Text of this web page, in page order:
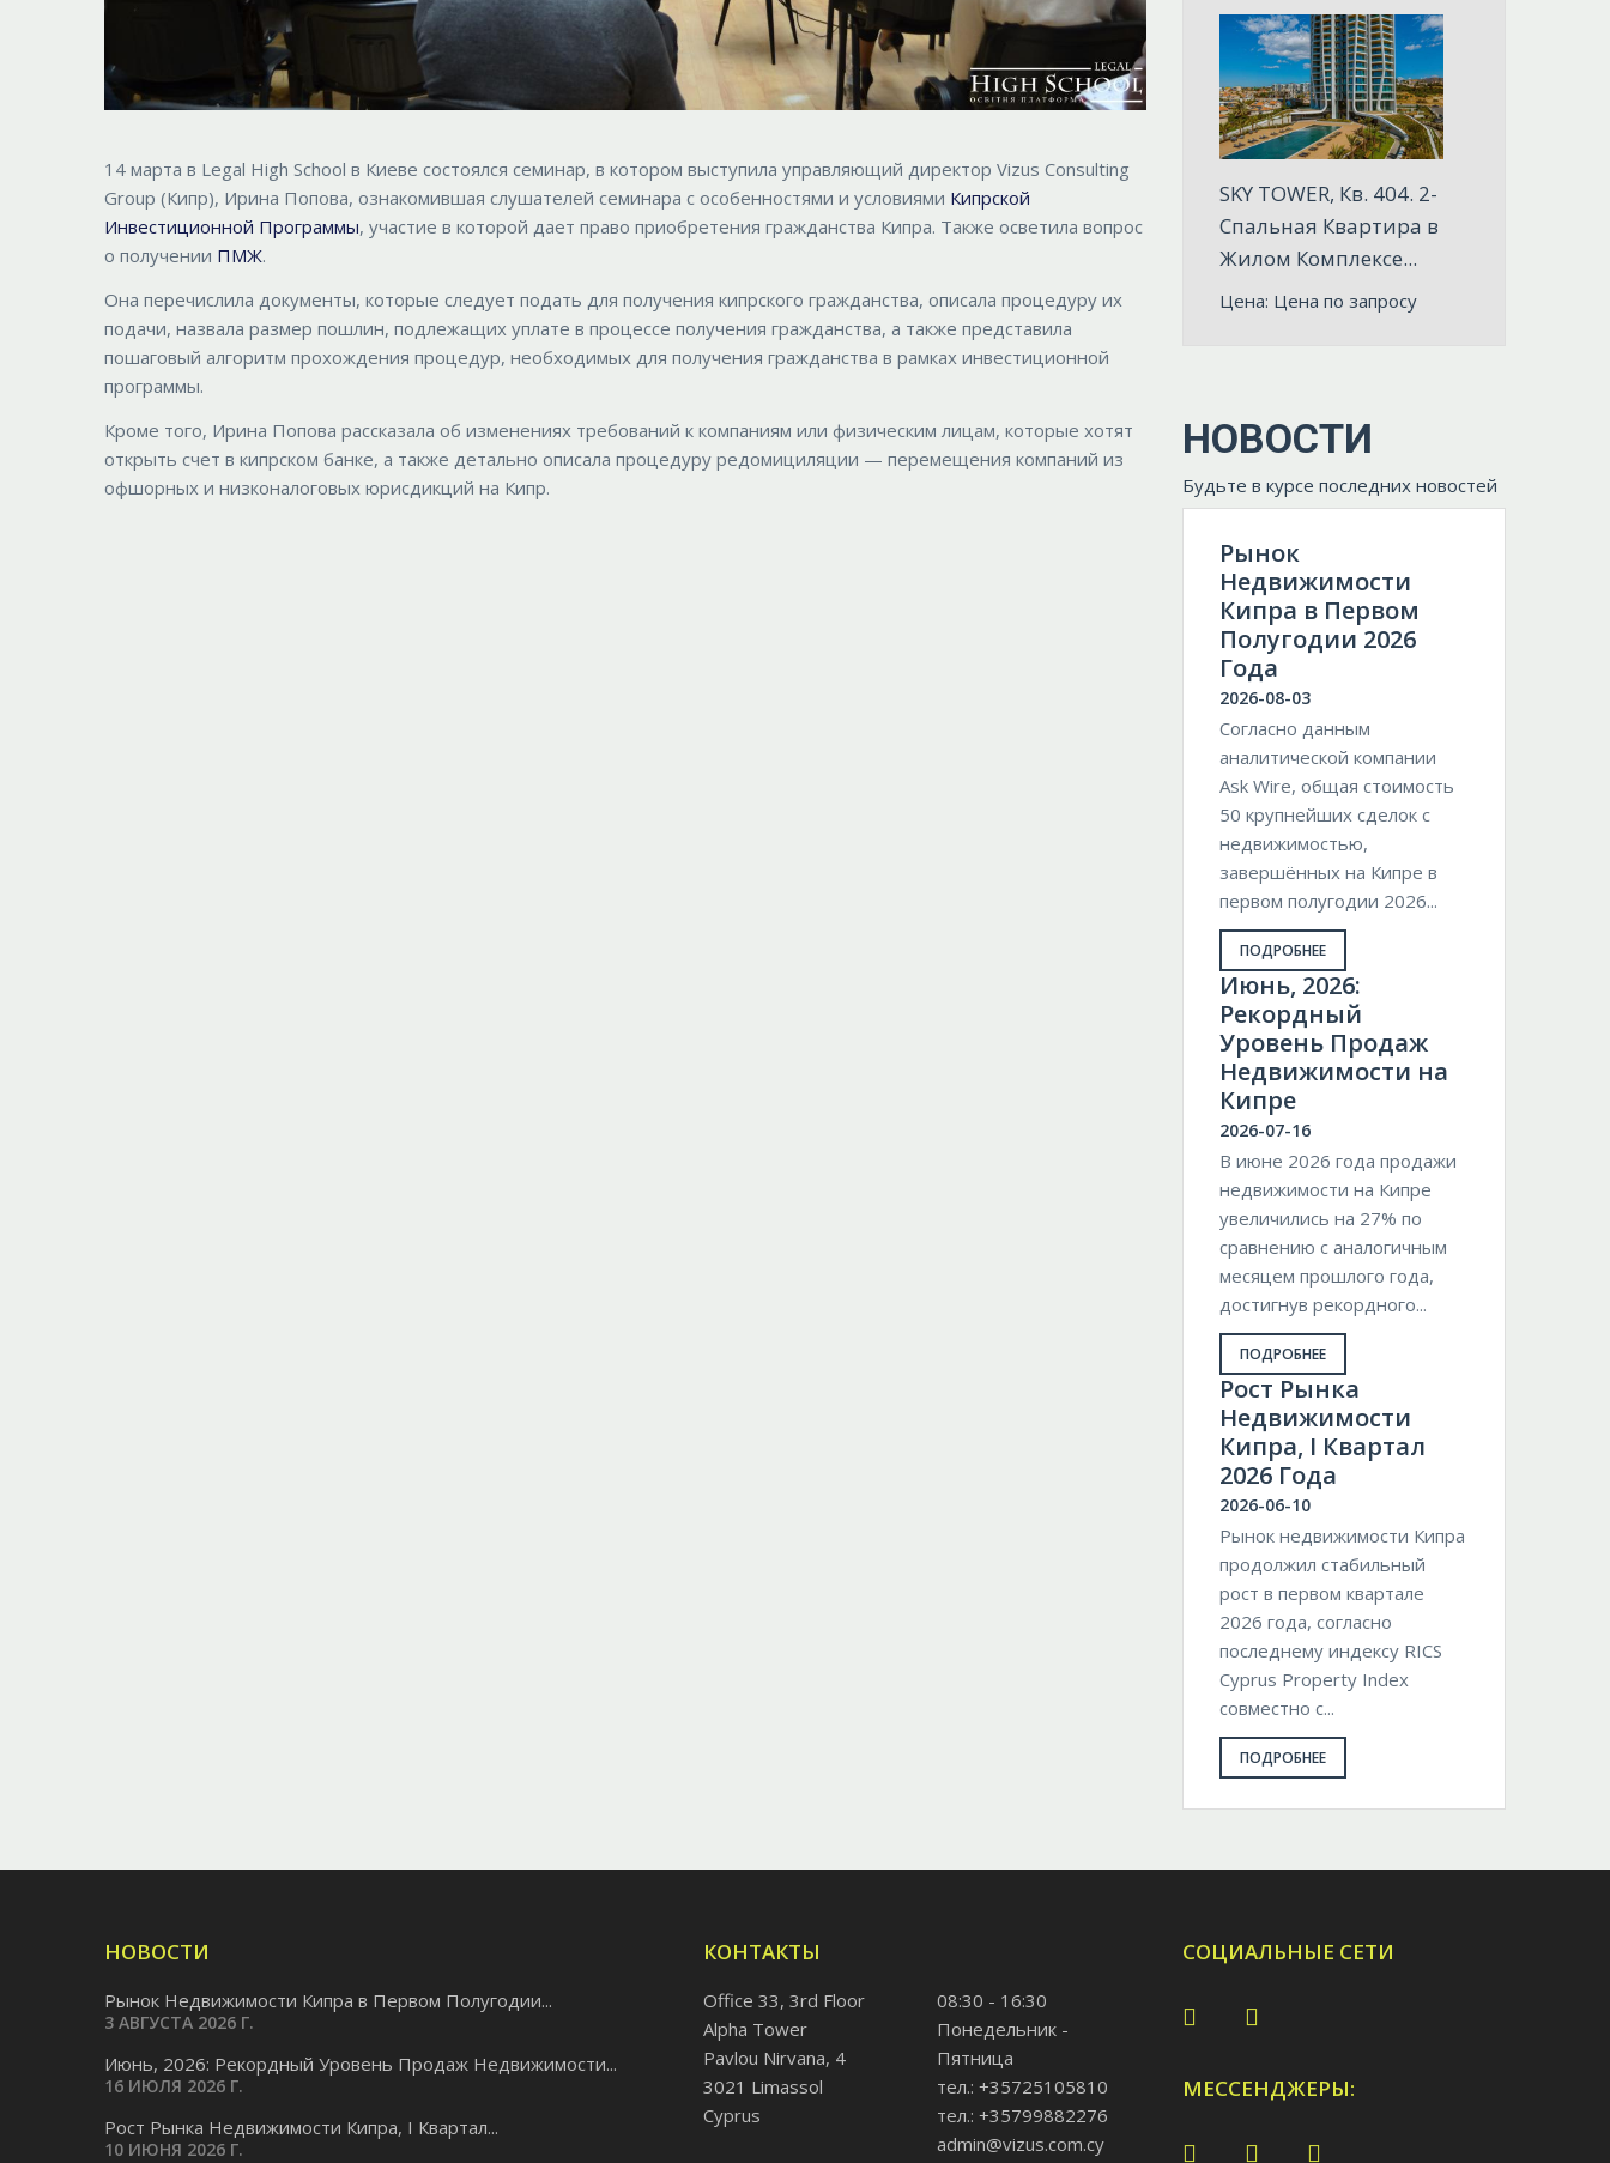
14 марта в Legal High School в Киеве состоялся семинар, в котором выступила управляющий директор Vizus Consulting
Group (Кипр), Ирина Попова, ознакомившая слушателей семинара с особенностями и условиями Кипрской
Инвестиционной Программы, участие в которой дает право приобретения гражданства Кипра. Также осветила вопрос
о получении ПМЖ.
Она перечислила документы, которые следует подать для получения кипрского гражданства, описала процедуру их
подачи, назвала размер пошлин, подлежащих уплате в процессе получения гражданства, а также представила
пошаговый алгоритм прохождения процедур, необходимых для получения гражданства в рамках инвестиционной
программы.
Кроме того, Ирина Попова рассказала об изменениях требований к компаниям или физическим лицам, которые хотят
открыть счет в кипрском банке, а также детально описала процедуру редомициляции — перемещения компаний из
офшорных и низконалоговых юрисдикций на Кипр.
SKY TOWER, Кв. 404. 2-
Спальная Квартира в
Жилом Комплексе...
Цена: Цена по запросу
НОВОСТИ
Будьте в курсе последних новостей
Рынок
Недвижимости
Кипра в Первом
Полугодии 2026
Года
2026-08-03
Согласно данным
аналитической компании
Ask Wire, общая стоимость
50 крупнейших сделок с
недвижимостью,
завершённых на Кипре в
первом полугодии 2026...
ПОДРОБНЕЕ
Июнь, 2026:
Рекордный
Уровень Продаж
Недвижимости на
Кипре
2026-07-16
В июне 2026 года продажи
недвижимости на Кипре
увеличились на 27% по
сравнению с аналогичным
месяцем прошлого года,
достигнув рекордного...
ПОДРОБНЕЕ
Pост Рынка
Недвижимости
Кипра, I Квартал
2026 Года
2026-06-10
Рынок недвижимости Кипра
продолжил стабильный
рост в первом квартале
2026 года, согласно
последнему индексу RICS
Cyprus Property Index
совместно с...
ПОДРОБНЕЕ
НОВОСТИ
Рынок Недвижимости Кипра в Первом Полугодии...
3 АВГУСТА 2026 Г.
Июнь, 2026: Рекордный Уровень Продаж Недвижимости...
16 ИЮЛЯ 2026 Г.
Pост Рынка Недвижимости Кипра, I Квартал...
10 ИЮНЯ 2026 Г.
КОНТАКТЫ
Office 33, 3rd Floor
Alpha Tower
Pavlou Nirvana, 4
3021 Limassol
Cyprus
08:30 - 16:30
Понедельник -
Пятница
тел.: +35725105810
тел.: +35799882276
admin@vizus.com.cy
СОЦИАЛЬНЫЕ СЕТИ
МЕССЕНДЖЕРЫ: